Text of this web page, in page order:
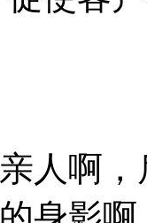
人啊